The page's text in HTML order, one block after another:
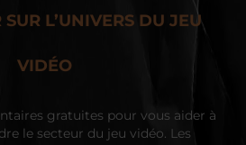
L’UNIVERS DU JEU
VIDÉO
gratuites pour vous aider à
le secteur du jeu vidéo. Les